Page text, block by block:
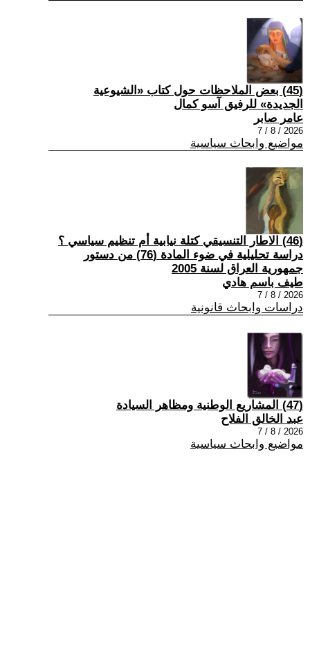
(45) بعض الملاحظات حول كتاب «الشيوعية
الجديدة» للرفيق آسو كمال
عامر صابر
2026 / 8 / 7
مواضيع وابحاث سياسية
(46) الاطار التنسيقي كتلة نيابية أم تنظيم سياسي ؟
دراسة تحليلية في ضوء المادة (76) من دستور
جمهورية العراق لسنة 2005
طيف باسم هادي
2026 / 8 / 7
دراسات وابحاث قانونية
(47) المشاريع الوطنية ومظاهر السيادة
عبد الخالق الفلاح
2026 / 8 / 7
مواضيع وابحاث سياسية